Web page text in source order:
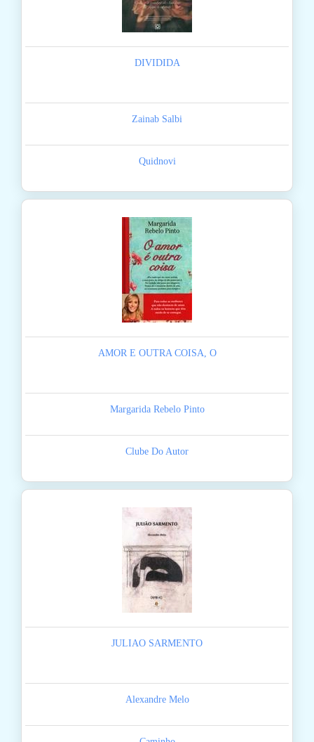
DIVIDIDA
Zainab Salbi
Quidnovi
AMOR E OUTRA COISA, O
Margarida Rebelo Pinto
Clube Do Autor
JULIAO SARMENTO
Alexandre Melo